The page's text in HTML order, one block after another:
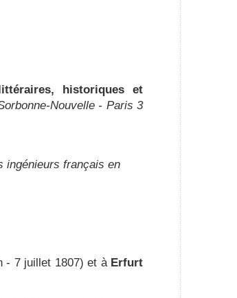
historiques et
Nouvelle - Paris 3
ingénieurs français en
- 7 juillet 1807) et à Erfurt